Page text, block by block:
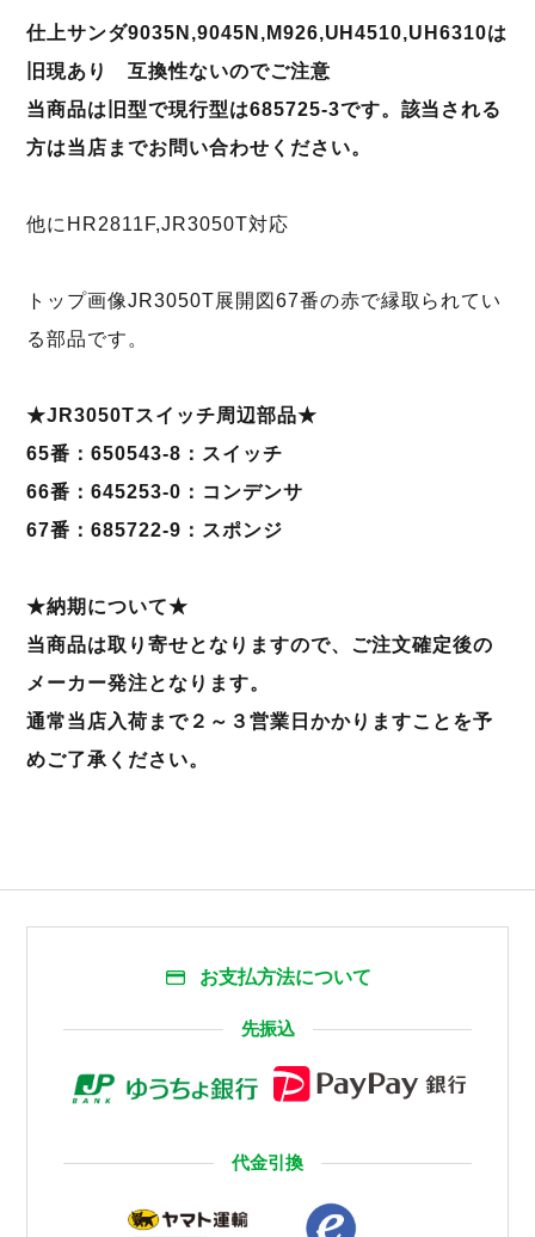
仕上サンダ9035N,9045N,M926,UH4510,UH6310は
旧現あり
互換性ないのでご注意
当商品は旧型で現行型は685725-3です。該当される
方は当店までお問い合わせください。
他にHR2811F,JR3050T対応
トップ画像JR3050T展開図67番の赤で縁取られてい
る部品です。
★JR3050Tスイッチ周辺部品★
65番：650543-8：スイッチ
66番：645253-0：コンデンサ
67番：685722-9：スポンジ
★納期について★
当商品は取り寄せとなりますので、ご注文確定後の
メーカー発注となります。
通常当店入荷まで２～３営業日かかりますことを予
めご了承ください。
お支払方法について
先振込
代金引換